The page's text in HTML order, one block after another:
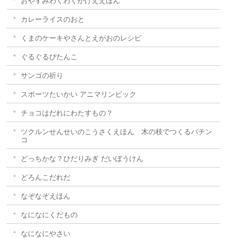
カレーライスのおと
くまのケーキやさんとえがおのレシピ
ぐるぐるぴたんこ
サンゴの祈り
スポーツたいかい アニマリンピック
チョコはだれにわたすもの？
ツクルンせんせいのこうさくえほん 木の枝でつくるパチン
コ
どっちかな？ひだりみぎ だいぼうけん
どろんこだれだ
なぞなぞえほん
なになにくだもの
なになにやさい